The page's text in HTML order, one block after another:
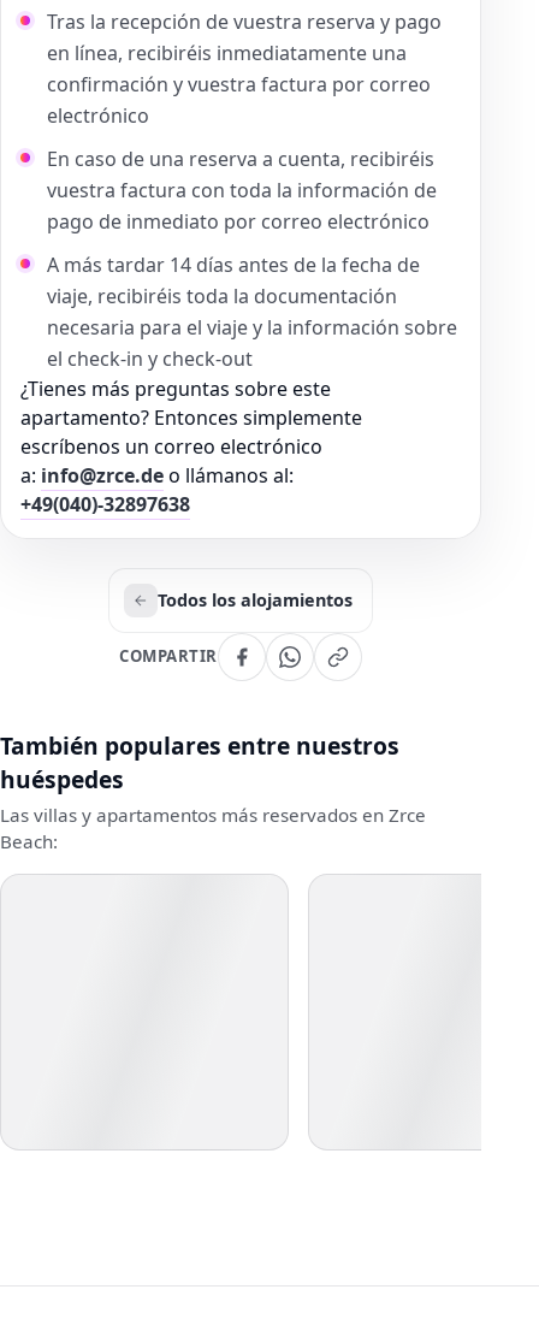
Tras la recepción de vuestra reserva y pago
en línea, recibiréis inmediatamente una
confirmación y vuestra factura por correo
electrónico
En caso de una reserva a cuenta, recibiréis
vuestra factura con toda la información de
pago de inmediato por correo electrónico
A más tardar 14 días antes de la fecha de
viaje, recibiréis toda la documentación
necesaria para el viaje y la información sobre
el check-in y check-out
¿Tienes más preguntas sobre este
apartamento? Entonces simplemente
escríbenos un correo electrónico
a: info@zrce.deo llámanos al:
+49(040)-32897638
Todos los alojamientos
COMPARTIR
También populares entre nuestros
huéspedes
Las villas y apartamentos más reservados en Zrce
Beach: